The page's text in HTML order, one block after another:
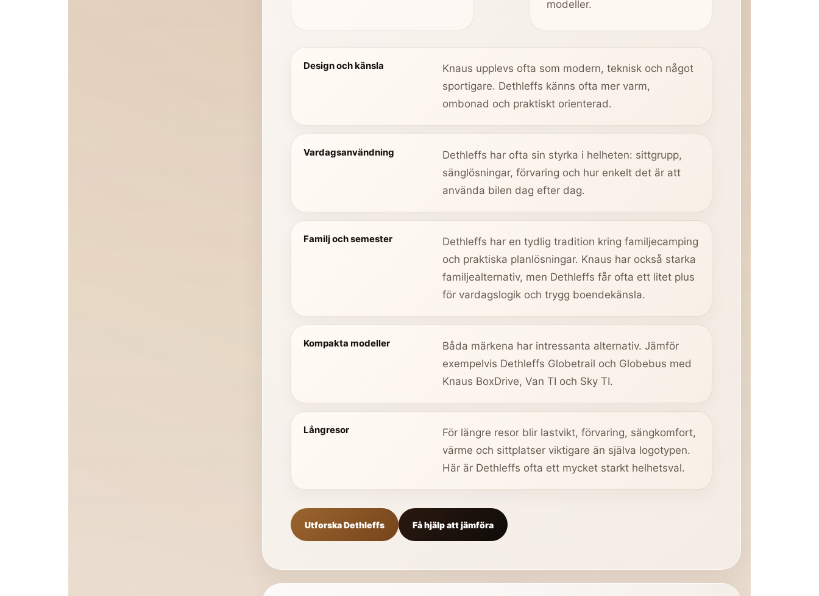
modeller.
Design och känsla
Knaus upplevs ofta som modern, teknisk och något
sportigare. Dethleffs känns ofta mer varm,
ombonad och praktiskt orienterad.
Vardagsanvändning
Dethleffs har ofta sin styrka i helheten: sittgrupp,
sänglösningar, förvaring och hur enkelt det är att
använda bilen dag efter dag.
Familj och semester
Dethleffs har en tydlig tradition kring familjecamping
och praktiska planlösningar. Knaus har också starka
familjealternativ, men Dethleffs får ofta ett litet plus
för vardagslogik och trygg boendekänsla.
Kompakta modeller
Båda märkena har intressanta alternativ. Jämför
exempelvis Dethleffs Globetrail och Globebus med
Knaus BoxDrive, Van TI och Sky TI.
Långresor
För längre resor blir lastvikt, förvaring, sängkomfort,
värme och sittplatser viktigare än själva logotypen.
Här är Dethleffs ofta ett mycket starkt helhetsval.
Utforska Dethleffs Få hjälp att jämföra